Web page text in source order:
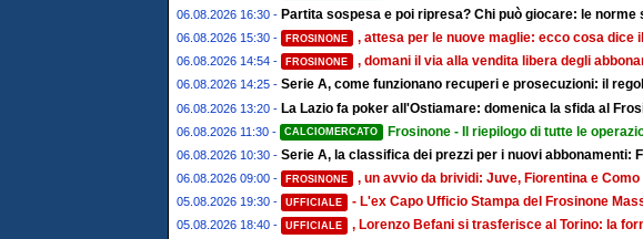
06.08.2026 16:30 - Partita sospesa e poi ripresa? Chi può giocare: le
06.08.2026 15:30 - FROSINONE , attesa per le nuove maglie: ecco cosa dice
06.08.2026 14:54 - FROSINONE , domani il via alla vendita libera degli
06.08.2026 14:25 - Serie A, come funzionano recuperi e prosecuzioni: il
06.08.2026 13:20 - La Lazio fa poker all'Ostiamare: domenica la sfida al
06.08.2026 11:30 - CALCIOMERCATO Frosinone - Il riepilogo di tutte le
06.08.2026 10:30 - Serie A, la classifica dei prezzi per i nuovi abbonamenti:
06.08.2026 09:00 - FROSINONE , un avvio da brividi: Juve, Fiorentina e
05.08.2026 19:30 - UFFICIALE - L'ex Capo Ufficio Stampa del Frosinone
05.08.2026 18:40 - UFFICIALE , Lorenzo Befani si trasferisce al Torino: la